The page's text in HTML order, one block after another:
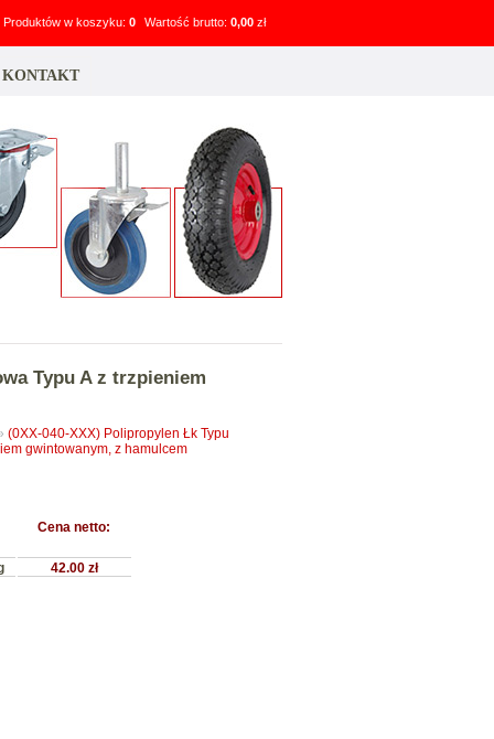
Produktów w koszyku: 0 Wartość brutto: 0,00 zł
KONTAKT
Typu A z trzpieniem
(0XX-040-XXX) Polipropylen Łk Typu
gwintowanym, z hamulcem
Cena netto:
42.00 zł